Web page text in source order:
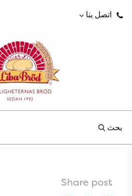
اتصل بنا
بحث
Share post